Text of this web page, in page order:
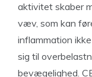
aktivitet skaber
væv, som kan
inflammation
sig til
bevægelighed.